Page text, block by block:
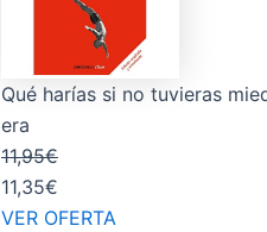
Qué harías si no tuvieras
era
11,95€
11,35€
VER OFERTA